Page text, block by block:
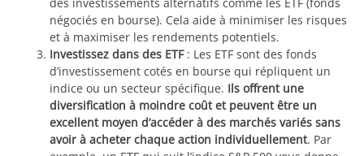
des investissements alternatifs comme les ETF (fonds
négociés en bourse). Cela aide à minimiser les risques
et à maximiser les rendements potentiels.
Investissez dans des ETF: Les ETF sont des fonds
d’investissement cotés en bourse qui répliquent un
indice ou un secteur spécifique. Ils offrent une
diversification à moindre coût et peuvent être un
excellent moyen d’accéder à des marchés variés sans
avoir à acheter chaque action individuellement. Par